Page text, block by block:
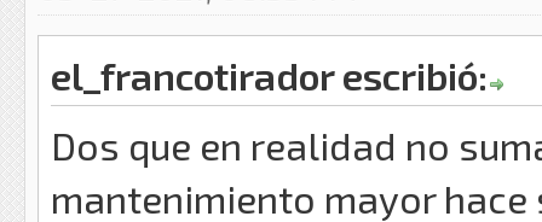
el_francotirador escribió:
Dos que en realidad no
mantenimiento mayor hace